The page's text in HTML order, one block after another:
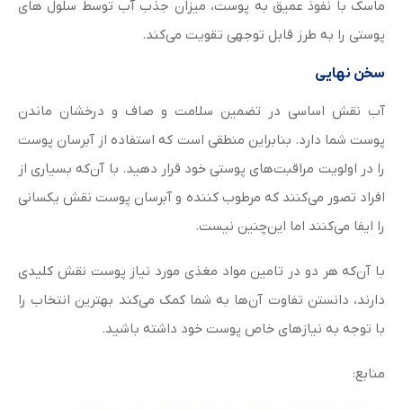
ماسک با نفوذ عمیق به پوست، میزان جذب آب توسط سلول های
پوستی را به طرز قابل توجهی تقویت می‌کند.
سخن نهایی
آب نقش اساسی در تضمین سلامت و صاف و درخشان ماندن
پوست شما دارد. بنابراین منطقی است که استفاده از آبرسان پوست
را در اولویت مراقبت‌های پوستی خود قرار دهید. با آن‌که بسیاری از
افراد تصور می‌کنند که مرطوب کننده و آبرسان پوست نقش یکسانی
را ایفا می‌کنند اما این‎‌چنین نیست.
با آن‌که هر دو در تامین مواد مغذی مورد نیاز پوست نقش کلیدی
دارند، دانستن تفاوت آن‌ها به شما کمک می‌کند بهترین انتخاب را
با توجه به نیازهای خاص پوست خود داشته باشید.
منابع: